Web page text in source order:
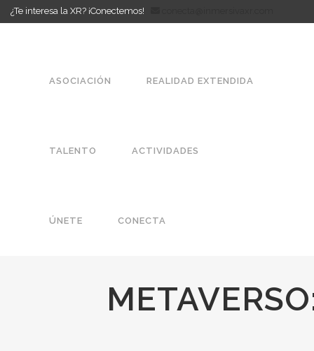
¿Te interesa la XR? ¡Conectemos!
ASOCIACIÓN REALIDAD EXTENDIDA
TALENTO ACTIVIDADES
ÚNETE CONECTA